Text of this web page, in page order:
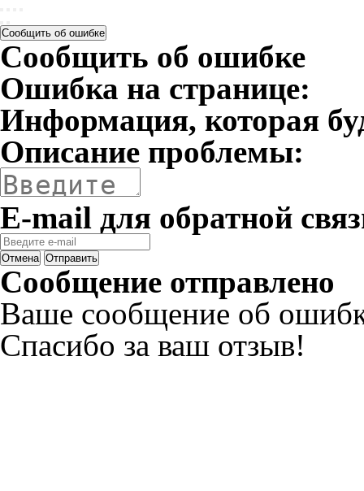
Сообщить об ошибке
Сообщить об ошибке
Ошибка на странице:
Информация, которая
Описание проблемы:
E-mail для обратной
Отмена Отправить
Сообщение отправлено
Ваше сообщение об
Спасибо за ваш отзыв!